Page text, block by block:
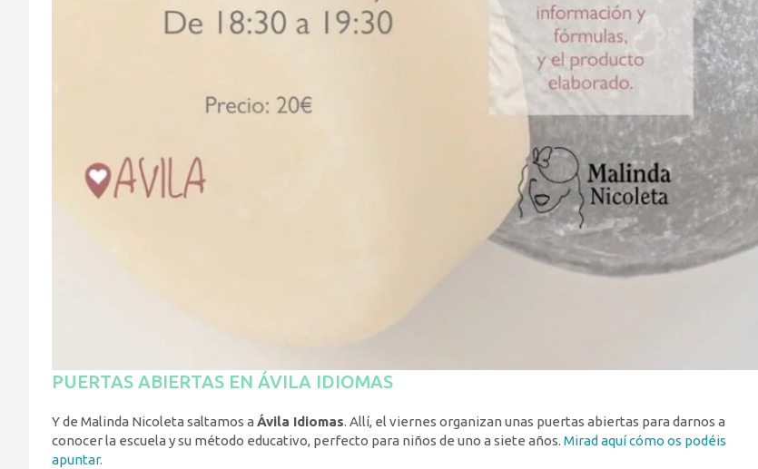
PUERTAS ABIERTAS EN ÁVILA IDIOMAS
Y de Malinda Nicoleta saltamos a Ávila Idiomas. Allí, el viernes organizan unas puertas abiertas para darnos a
conocer la escuela y su método educativo, perfecto para niños de uno a siete años. Mirad aquí cómo os podéis
apuntar.